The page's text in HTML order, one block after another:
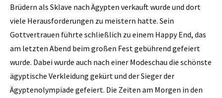
Brüdern als Sklave nach Ägypten verkauft wurde und dort
viele Herausforderungen zu meistern hatte. Sein
Gottvertrauen führte schließlich zu einem Happy End, das
am letzten Abend beim großen Fest gebührend gefeiert
wurde. Dabei wurde auch nach einer Modeschau die schönste
ägyptische Verkleidung gekürt und der Sieger der
Ägyptenolympiade gefeiert. Die Zeiten am Morgen in den